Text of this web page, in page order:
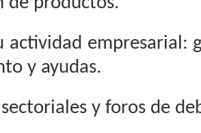
actividad empresarial:
y ayudas.
y foros de